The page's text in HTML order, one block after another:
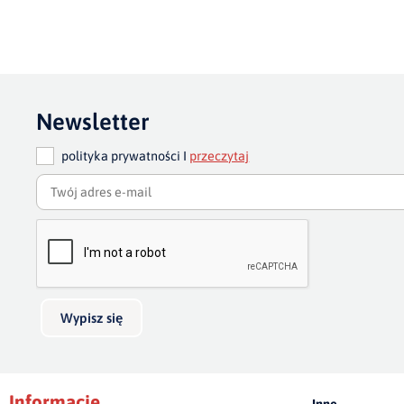
Newsletter
polityka prywatności I przeczytaj
Wypisz się